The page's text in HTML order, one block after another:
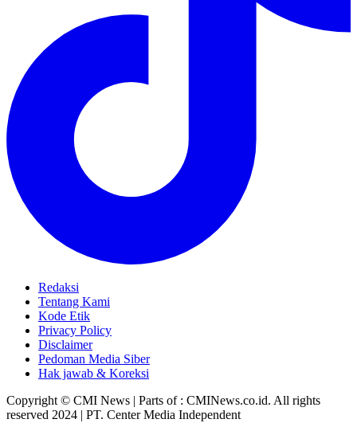
Redaksi
Tentang Kami
Kode Etik
Privacy Policy
Disclaimer
Pedoman Media Siber
Hak jawab & Koreksi
Copyright © CMI News | Parts of : CMINews.co.id. All rights
reserved 2024 | PT. Center Media Independent